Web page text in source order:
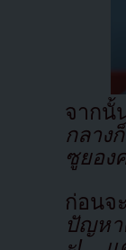
จาก
กลาง
ซูยอง
ก่อนจ
ปัญหา